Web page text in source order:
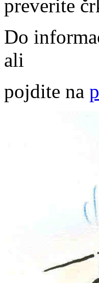
preverite
Do
ali
pojdite na